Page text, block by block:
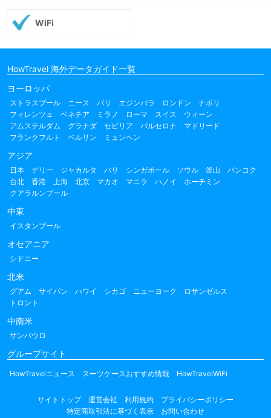
WiFi
HowTravel 海外データガイド一覧
ヨーロッパ
ストラスブール ニース パリ エジンバラ ロンドン
ナポリ
フィレンツェ
ベネチア ミラノ ローマ スイス
ウィーン
アムステルダム
グラナダ セビリア バルセロナ
マドリード
フランクフルト
ベルリン ミュンヘン
アジア
日本 デリー ジャカルタ バリ シンガポール ソウル 釜山
バンコク
台北
香港 上海 北京 マカオ マニラ ハノイ
ホーチミン
クアラルンプール
中東
イスタンブール
オセアニア
シドニー
北米
グアム サイパン ハワイ シカゴ ニューヨーク
ロサンゼルス
トロント
中南米
サンパウロ
グループサイト
HowTravelニュース スーツケースおすすめ情報 HowTravelWiFi
サイトトップ 運営会社 利用規約
プライバシーポリシー
特定商取引法に基づく表示
お問い合わせ